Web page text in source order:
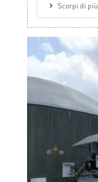
Scorpi di più